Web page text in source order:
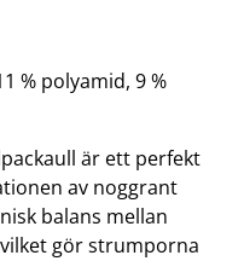
% polyamid, 9 %
är ett perfekt
av noggrant
balans mellan
gör strumporna